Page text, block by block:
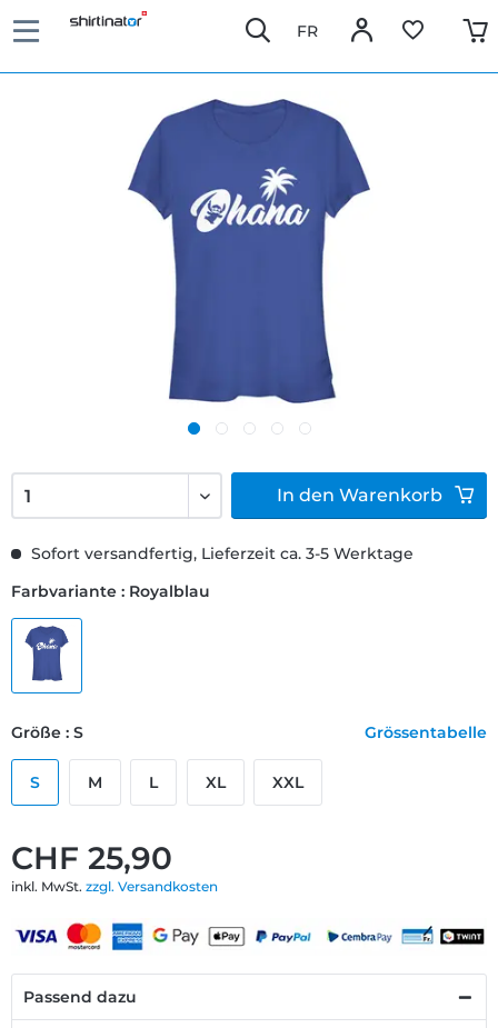
FR
CHF 25,90
inkl. MwSt. zzgl. Versandkosten
Sofort versandfertig, Lieferzeit ca. 3-5 Werktage
Farbvariante : Royalblau
Größe : S Grössentabelle
S M L XL XXL
In den Warenkorb
Passend dazu